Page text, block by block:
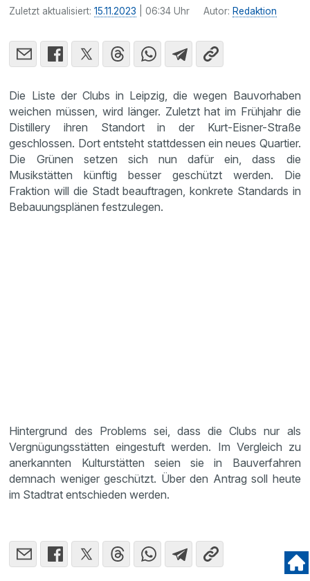
Zuletzt aktualisiert:15.11.2023 | 06:34 Uhr Autor: Redaktion
Die Liste der Clubs in Leipzig, die wegen Bauvorhaben
weichen müssen, wird länger. Zuletzt hat im Frühjahr die
Distillery ihren Standort in der Kurt-Eisner-Straße
geschlossen. Dort entsteht stattdessen ein neues Quartier.
Die Grünen setzen sich nun dafür ein, dass die
Musikstätten künftig besser geschützt werden. Die
Fraktion will die Stadt beauftragen, konkrete Standards in
Bebauungsplänen festzulegen.
Hintergrund des Problems sei, dass die Clubs nur als
Vergnügungsstätten eingestuft werden. Im Vergleich zu
anerkannten Kulturstätten seien sie in Bauverfahren
demnach weniger geschützt. Über den Antrag soll heute
im Stadtrat entschieden werden.